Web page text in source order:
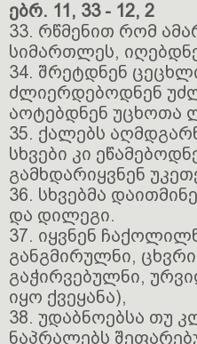
ებრ. 11, 33 - 12, 2
33. რწმენით რომ
სიმართლეს,
34. შრეტდნენ
ძლიერდებოდნენ
აოტებდნენ უცხოთა
35. ქალებს
სხვები კი
გამხდარიყვნენ
36. სხვებმა
და დილეგი.
37. იყვნენ
განგმირულნი,
გაჭირვებულნი,
იყო ქვეყანა),
38. უდაბნოებსა თუ
ნაპრალებს